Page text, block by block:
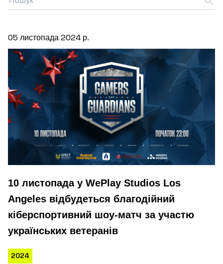
05 листопада 2024 р.
10 листопада у WePlay Studios Los
Angeles відбудеться благодійний
кіберспортивний шоу-матч за участю
українських ветеранів
2024